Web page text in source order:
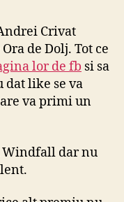
Crivat
de Dolj. Tot ce
lor de fb si sa
dat like se va
va primi un
Windfall dar nu